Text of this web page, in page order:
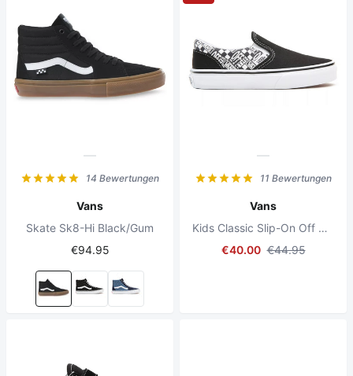
14 Bewertungen
Vans
Skate Sk8-Hi Black/Gum
€94.95
11 Bewertungen
Vans
Kids Classic Slip-On Off The Wall Black/Asphalt
€40.00 €44.95